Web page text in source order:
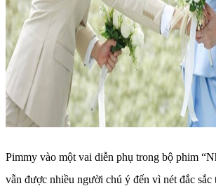
Pimmy vào một vai diễn phụ trong bộ phim
vẫn được nhiều người chú ý đến vì nét đắc sắc